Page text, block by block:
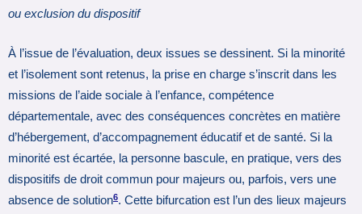
ou exclusion du dispositif
À l’issue de l’évaluation, deux issues se dessinent. Si la minorité
et l’isolement sont retenus, la prise en charge s’inscrit dans les
missions de l’aide sociale à l’enfance, compétence
départementale, avec des conséquences concrètes en matière
d’hébergement, d’accompagnement éducatif et de santé. Si la
minorité est écartée, la personne bascule, en pratique, vers des
dispositifs de droit commun pour majeurs ou, parfois, vers une
absence de solution6. Cette bifurcation est l’un des lieux majeurs